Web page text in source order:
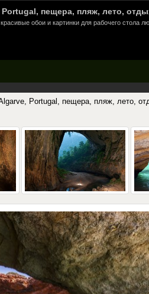
пещера, пляж, лето,
обои и картинки для рабочего стола
Portugal, пещера, пляж, лето,